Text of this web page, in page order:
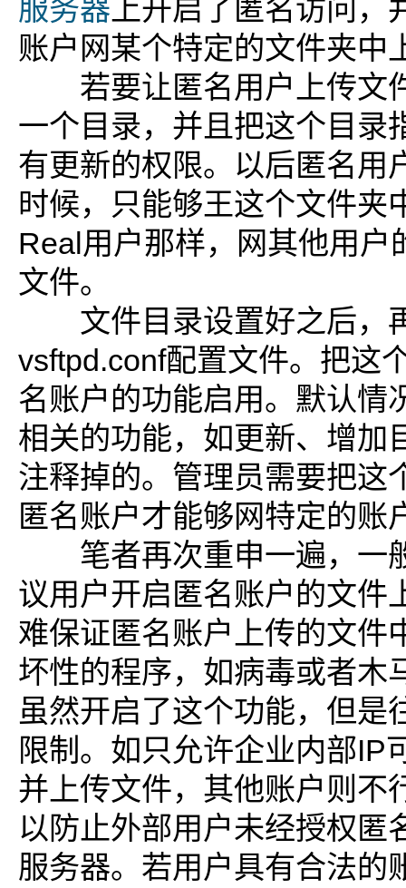
服务器 上开启了匿名访问
账户网某个特定的文件夹中
若要让匿名用户上传文
一个目录，并且把这个目录
有更新的权限。以后匿名用
时候，只能够王这个文件夹
Real用户那样，网其他用户
文件。
文件目录设置好之后，
vsftpd.conf配置文件。把这
名账户的功能启用。默认情
相关的功能，如更新、增加
注释掉的。管理员需要把这
匿名账户才能够网特定的账
笔者再次重申一遍，一
议用户开启匿名账户的文件
难保证匿名账户上传的文件
坏性的程序，如病毒或者木
虽然开启了这个功能，但是
限制。如只允许企业内部IP
并上传文件，其他账户则不
以防止外部用户未经授权匿
服务器。若用户具有合法的